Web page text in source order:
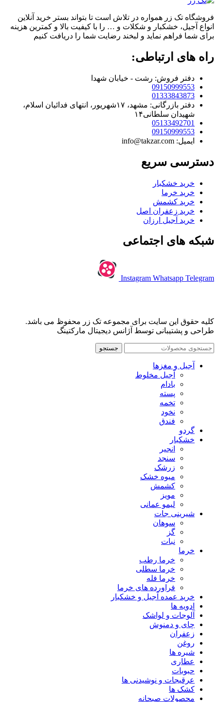
فروشگاه تک زر همواره در تلاش است تا بتواند بستر خرید آنلاین
انواع آجیل، خشکبار و شکلات و … را با کیفیت بالا و کمترین هزینه
برای شما فراهم نماید و لبخند رضایت شما را دریافت کنیم
راه های ارتباطی:
دفتر فروش: رشت - خیابان شهدا
09150999553
01333843873
دفتر بازرگانی: مشهد، ۱۷شهریور، انتهای فدائیان اسلام،
شهیدان سلطانی۱۴
05133492701
09150999553
ایمیل: info@takzar.com
دسترسی سریع
خرید خشکبار
خرید خرما
خرید کشمش
خرید زعفران اصل
خرید آجیل ارزان
شبکه های اجتماعی
Instagram Whatsapp Telegram
کلیه حقوق این سایت برای مجموعه تک زر محفوظ می باشد.
طراحی و پشتیبانی توسط آژانس دیجیتال مارکتینگ
جستجو
آجیل و مغزها
آجیل مخلوط
بادام
پسته
تخمه
نخود
فندق
گردو
خشکبار
انجیر
سنجد
زرشک
میوه خشک
کشمش
مویز
لیمو عمانی
شیرینی جات
سوهان
گز
نبات
خرما
خرما رطب
خرما سطلی
خرما فله
فراورده های خرما
خرید عمده آجیل و خشکبار
ادویه ها
آلوجات و لواشک
چای و دمنوش
زعفران
روغن
شیره ها
عطاری
حبوبات
عرقیجات و نوشیدنی ها
کشک ها
محصولات صبحانه